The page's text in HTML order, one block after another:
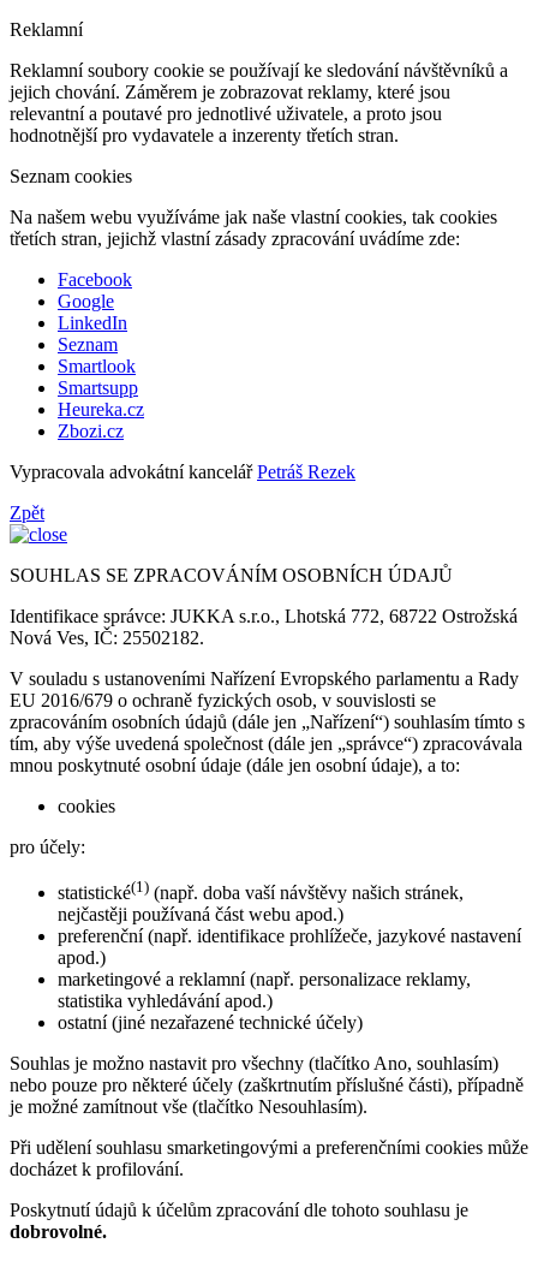
Reklamní
Reklamní soubory cookie se používají ke sledování návštěvníků a
jejich chování. Záměrem je zobrazovat reklamy, které jsou
relevantní a poutavé pro jednotlivé uživatele, a proto jsou
hodnotnější pro vydavatele a inzerenty třetích stran.
Seznam cookies
Na našem webu využíváme jak naše vlastní cookies, tak cookies
třetích stran, jejichž vlastní zásady zpracování uvádíme zde:
Facebook
Google
LinkedIn
Seznam
Smartlook
Smartsupp
Heureka.cz
Zbozi.cz
Vypracovala advokátní kancelářPetráš Rezek
Zpět
SOUHLAS SE ZPRACOVÁNÍM OSOBNÍCH ÚDAJŮ
Identifikace správce: JUKKA s.r.o., Lhotská 772, 68722 Ostrožská
Nová Ves, IČ: 25502182.
V souladu s ustanoveními Nařízení Evropského parlamentu a Rady
EU 2016/679 o ochraně fyzických osob, v souvislosti se
zpracováním osobních údajů (dále jen „Nařízení“) souhlasím tímto s
tím, aby výše uvedená společnost (dále jen „správce“) zpracovávala
mnou poskytnuté osobní údaje (dále jen osobní údaje), a to:
cookies
pro účely:
statistické(1) (např. doba vaší návštěvy našich stránek,
nejčastěji používaná část webu apod.)
preferenční (např. identifikace prohlížeče, jazykové nastavení
apod.)
marketingové a reklamní (např. personalizace reklamy,
statistika vyhledávání apod.)
ostatní (jiné nezařazené technické účely)
Souhlas je možno nastavit pro všechny (tlačítko Ano, souhlasím)
nebo pouze pro některé účely (zaškrtnutím příslušné části), případně
je možné zamítnout vše (tlačítko Nesouhlasím).
Při udělení souhlasu smarketingovými a preferenčními cookies může
docházet k profilování.
Poskytnutí údajů k účelům zpracování dle tohoto souhlasu je
dobrovolné.